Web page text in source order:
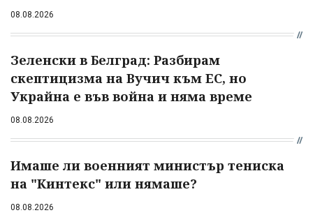
08.08.2026
Зеленски в Белград: Разбирам
скептицизма на Вучич към ЕС, но
Украйна е във война и няма време
08.08.2026
Имаше ли военният министър тениска
на "Кинтекс" или нямаше?
08.08.2026